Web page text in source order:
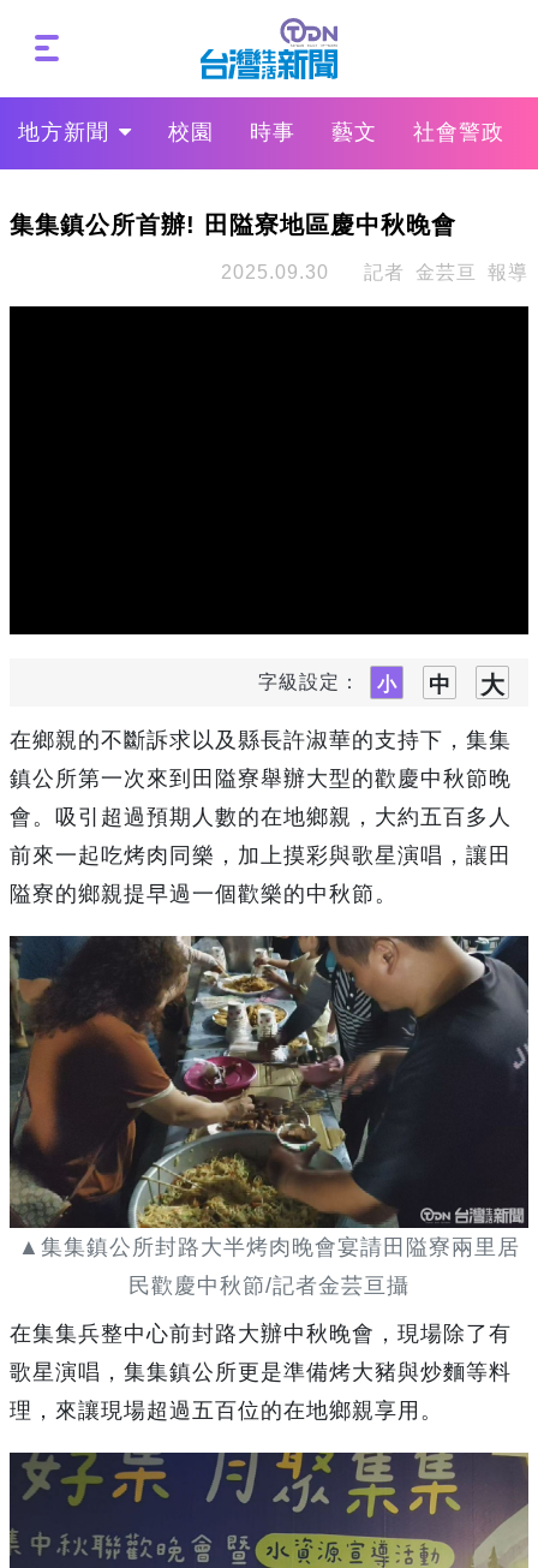
地方新聞 校園 時事 藝文 社會警政
集集鎮公所首辦! 田隘寮地區慶中秋晚會
2025.09.30 記者 金芸亘 報導
字級設定：
在鄉親的不斷訴求以及縣長許淑華的支持下，集集
鎮公所第一次來到田隘寮舉辦大型的歡慶中秋節晚
會。吸引超過預期人數的在地鄉親，大約五百多人
前來一起吃烤肉同樂，加上摸彩與歌星演唱，讓田
隘寮的鄉親提早過一個歡樂的中秋節。
▲集集鎮公所封路大半烤肉晚會宴請田隘寮兩里居
民歡慶中秋節/記者金芸亘攝
在集集兵整中心前封路大辦中秋晚會，現場除了有
歌星演唱，集集鎮公所更是準備烤大豬與炒麵等料
理，來讓現場超過五百位的在地鄉親享用。